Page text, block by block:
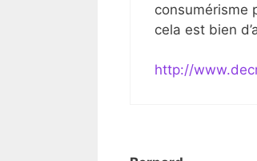
consumérisme
cela est bien
http://